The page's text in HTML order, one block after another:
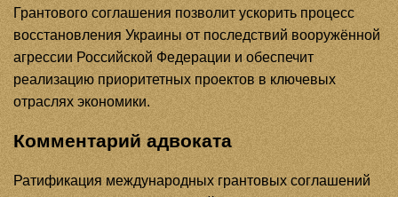
Грантового соглашения позволит ускорить процесс
восстановления Украины от последствий вооружённой
агрессии Российской Федерации и обеспечит
реализацию приоритетных проектов в ключевых
отраслях экономики.
Комментарий адвоката
Ратификация международных грантовых соглашений